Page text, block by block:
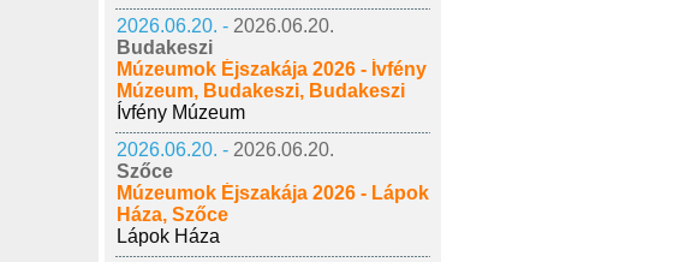
2026.06.20. - 2026.06.20.
Budakeszi
Múzeumok Éjszakája 2026 - Ívfény
Múzeum, Budakeszi, Budakeszi
Ívfény Múzeum
2026.06.20. - 2026.06.20.
Szőce
Múzeumok Éjszakája 2026 - Lápok
Háza, Szőce
Lápok Háza